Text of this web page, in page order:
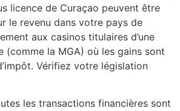
licence de Curaçao peuvent être
le revenu dans votre pays de
aux casinos titulaires d’une
(comme la MGA) où les gains sont
Vérifiez votre législation
les transactions financières sont